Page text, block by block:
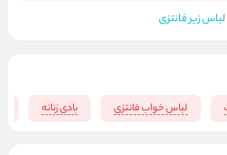
لباس زیر فانتزی
لباس خواب فانتزی بادی زنانه